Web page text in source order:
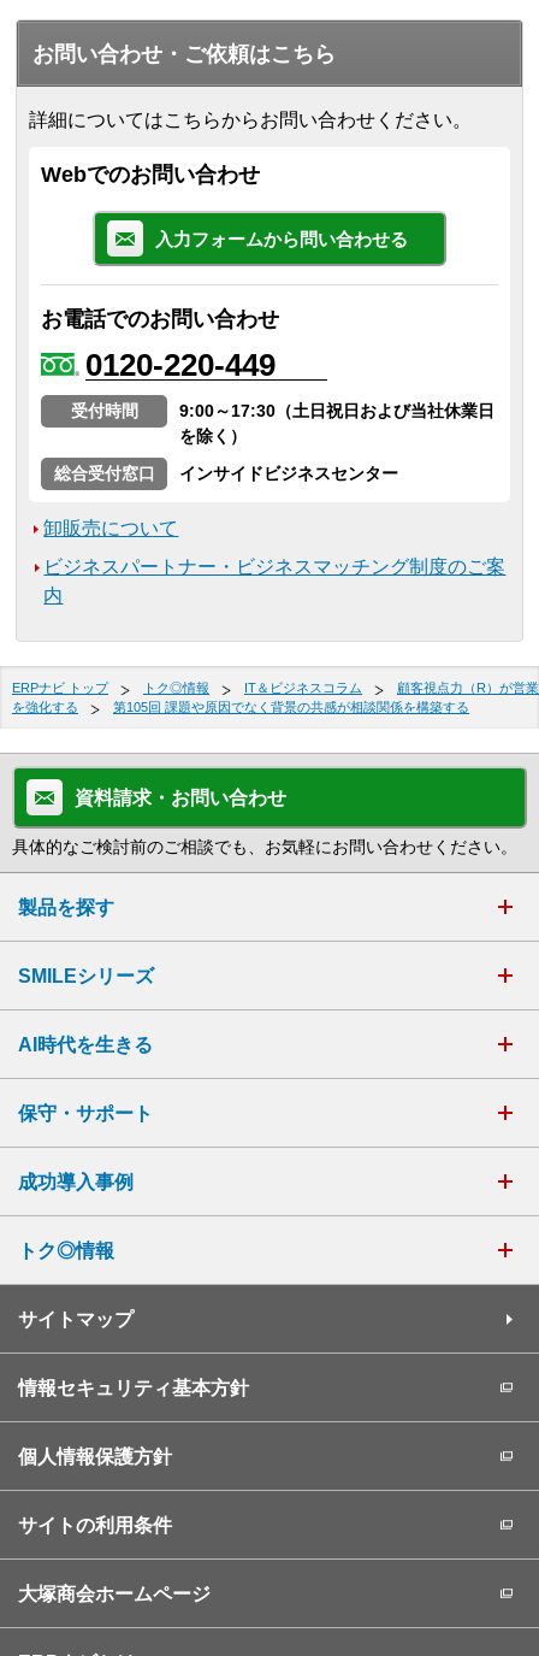
お問い合わせ・ご依頼はこちら
詳細についてはこちらからお問い合わせください。
Webでのお問い合わせ
入力フォームから問い合わせる
お電話でのお問い合わせ
0120-220-449
受付時間
9:00～17:30（土日祝日および当社休業日
を除く）
総合受付窓口
インサイドビジネスセンター
卸販売について
ビジネスパートナー・ビジネスマッチング制度のご案
内
ERPナビ トップ トク◎情報 IT＆ビジネスコラム
顧客視点力（R）が営業
を強化する
第105回 課題や原因でなく背景の共感が相談関係を構築する
資料請求・お問い合わせ
具体的なご検討前のご相談でも、お気軽にお問い合わせください。
製品を探す
SMILEシリーズ
AI時代を生きる
保守・サポート
成功導入事例
トク◎情報
サイトマップ
情報セキュリティ基本方針
個人情報保護方針
サイトの利用条件
大塚商会ホームページ